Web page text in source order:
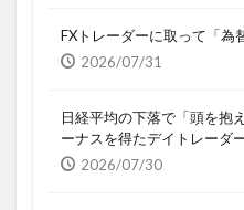
FXトレーダーに取って「為
2026/07/31
日経平均の下落で「頭を抱
ーナスを得たデイトレーダ
2026/07/30